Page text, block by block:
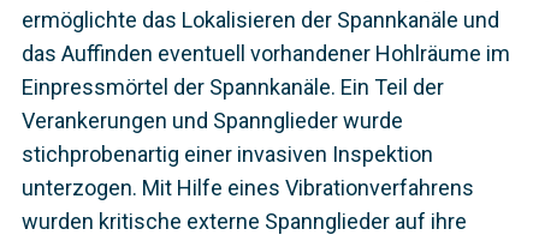
ermöglichte das Lokalisieren der Spannkanäle und
das Auffinden eventuell vorhandener Hohlräume im
Einpressmörtel der Spannkanäle. Ein Teil der
Verankerungen und Spannglieder wurde
stichprobenartig einer invasiven Inspektion
unterzogen. Mit Hilfe eines Vibrationverfahrens
wurden kritische externe Spannglieder auf ihre